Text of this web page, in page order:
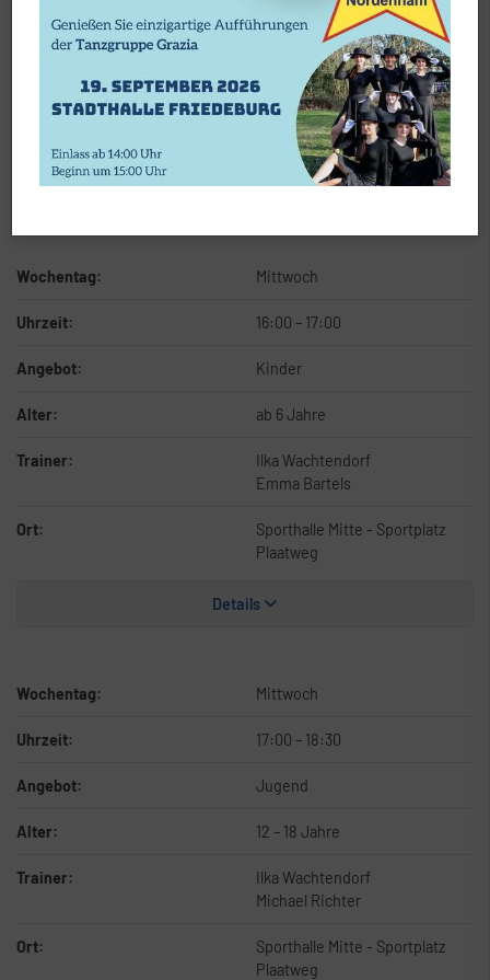
Alter: ab 18 Jahre
Enno Hadeler
Sporthalle Mitte
Details
Wochentag: Mittwoch
Uhrzeit: 16:00 – 17:00
Angebot: Kinder
Alter: ab 6 Jahre
Trainer:
Ilka Wachtendorf
Emma Bartels
Ort:
Sporthalle Mitte - Sportplatz
Plaatweg
Details
Wochentag: Mittwoch
Uhrzeit: 17:00 – 18:30
Angebot: Jugend
Alter: 12 – 18 Jahre
Trainer:
Ilka Wachtendorf
Michael Richter
Ort:
Sporthalle Mitte - Sportplatz
Plaatweg